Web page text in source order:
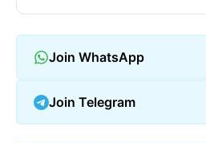
Join WhatsApp
Join Telegram